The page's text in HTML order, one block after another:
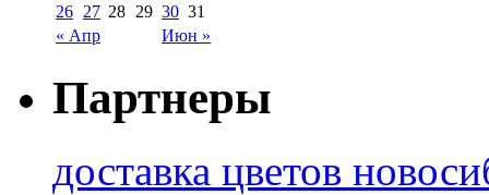
« Апр Июн »
26 27 28 29 30 31
Партнеры
доставка цветов